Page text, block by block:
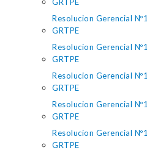
Resolucion Gerencial
GRTPE
Resolucion Gerencial
GRTPE
Resolucion Gerencial
GRTPE
Resolucion Gerencial
GRTPE
Resolucion Gerencial
GRTPE